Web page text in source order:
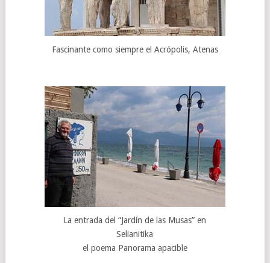
Fascinante como siempre el Acrópolis, Atenas
La entrada del “Jardín de las Musas” en
Selianitika
el poema Panorama apacible